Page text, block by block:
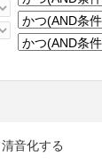
清音化する